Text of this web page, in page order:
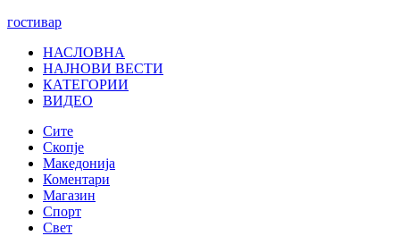
гостивар
НАСЛОВНА
НАЈНОВИ ВЕСТИ
КАТЕГОРИИ
ВИДЕО
Сите
Скопје
Македонија
Коментари
Магазин
Спорт
Свет